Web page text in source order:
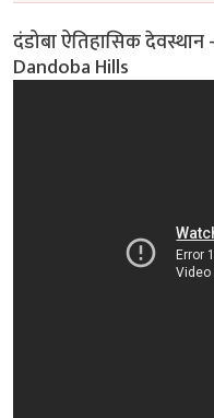
दंडोबा ऐतिहासिक
Dandoba Hills